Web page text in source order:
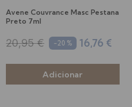
Avene Couvrance Masc Pestana
Preto 7ml
20,95 € -20 % 16,76 €